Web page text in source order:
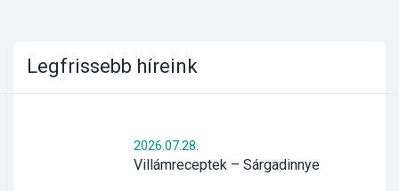
Legfrissebb híreink
Villámreceptek – Sárgadinnye
2026.07.28.